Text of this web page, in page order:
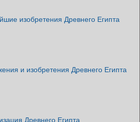
изобретения Древнего Египта
и изобретения Древнего Египта
Древнего Египта